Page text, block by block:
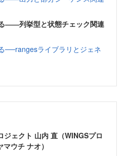
――列挙型と状態チェック関連
──rangesライブラリとジェネ
ジェクト 山内 直（WINGSプロ
ウチ ナオ）